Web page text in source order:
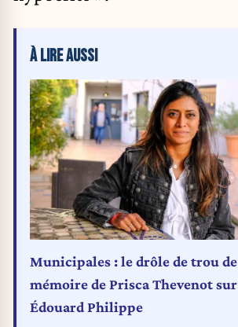
À LIRE AUSSI
Municipales : le drôle de trou de
mémoire de Prisca Thevenot sur
Édouard Philippe